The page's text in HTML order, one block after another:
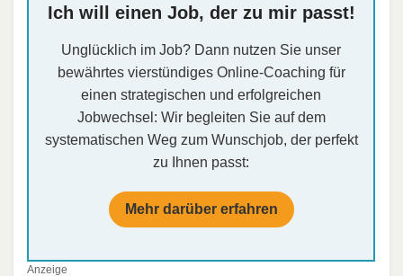
Ich will einen Job, der zu mir passt!
Unglücklich im Job? Dann nutzen Sie unser
bewährtes vierstündiges Online-Coaching für
einen strategischen und erfolgreichen
Jobwechsel: Wir begleiten Sie auf dem
systematischen Weg zum Wunschjob, der perfekt
zu Ihnen passt:
Mehr darüber erfahren
Anzeige